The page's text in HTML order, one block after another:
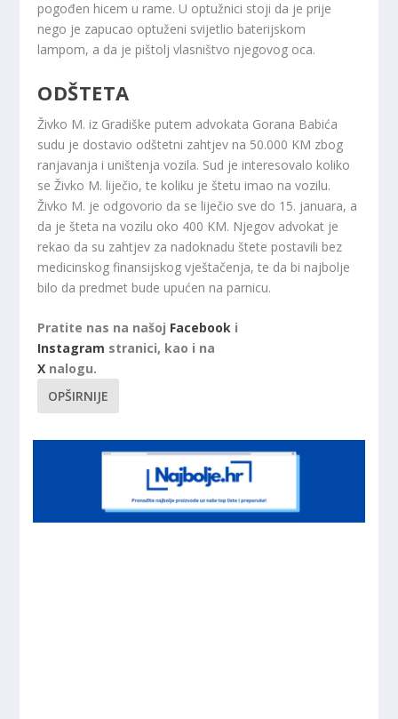
pogođen hicem u rame. U optužnici stoji da je prije
nego je zapucao optuženi svijetlio baterijskom
lampom, a da je pištolj vlasništvo njegovog oca.
ODŠTETA
Živko M. iz Gradiške putem advokata Gorana Babića
sudu je dostavio odštetni zahtjev na 50.000 KM zbog
ranjavanja i uništenja vozila. Sud je interesovalo koliko
se Živko M. liječio, te koliku je štetu imao na vozilu.
Živko M. je odgovorio da se liječio sve do 15. januara, a
da je šteta na vozilu oko 400 KM. Njegov advokat je
rekao da su zahtjev za nadoknadu štete postavili bez
medicinskog finansijskog vještačenja, te da bi najbolje
bilo da predmet bude upućen na parnicu.
Pratite nas na našoj Facebook i
Instagram stranici, kao i na
X nalogu.
OPŠIRNIJE